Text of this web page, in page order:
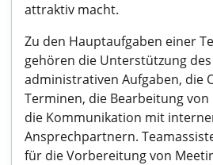
attraktiv macht.
Zu den Hauptaufgaben einer
gehören die Unterstützung des
administrativen Aufgaben, die
Terminen, die Bearbeitung
die Kommunikation mit
Ansprechpartnern.
für die Vorbereitung von